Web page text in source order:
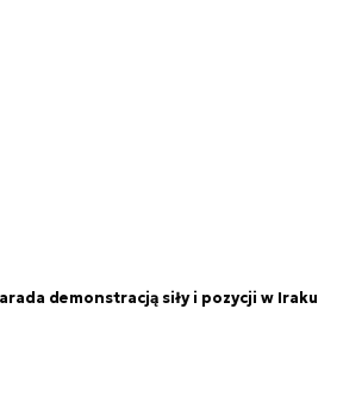
demonstracją siły i pozycji w Iraku